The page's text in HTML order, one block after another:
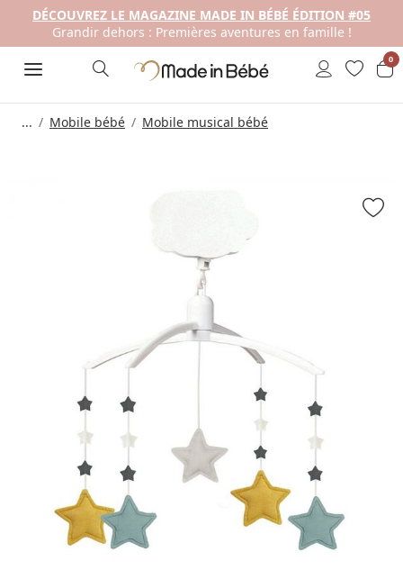
DÉCOUVREZ LE MAGAZINE MADE IN BÉBÉ ÉDITION #05
Grandir dehors : Premières aventures en famille !
0
... Mobile bébé Mobile musical bébé